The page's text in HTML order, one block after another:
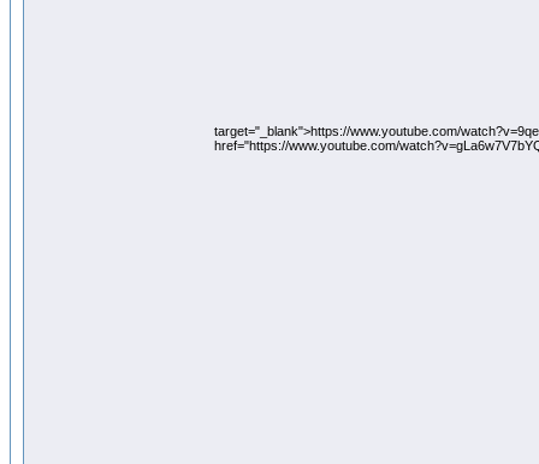
target="_blank">https://www.youtube.com/
href="https://www.youtube.com/